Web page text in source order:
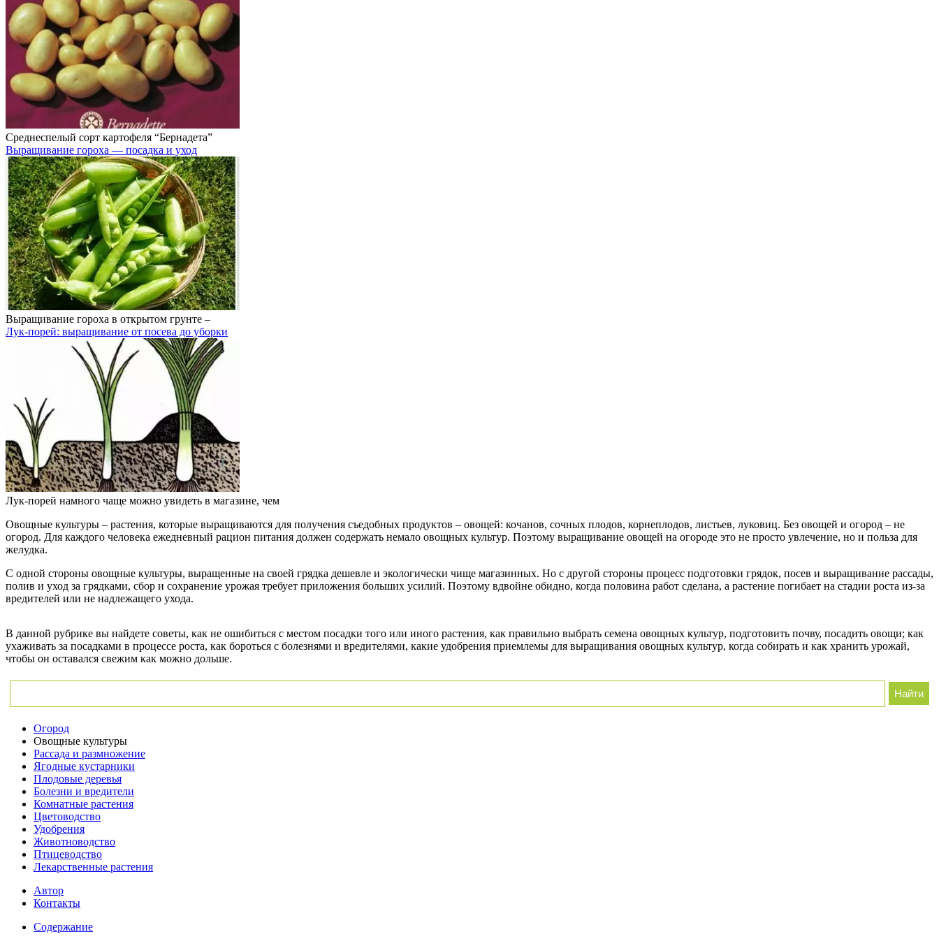
Среднеспелый сорт картофеля “Бернадета”
Выращивание гороха — посадка и уход
Выращивание гороха в открытом грунте –
Лук-порей: выращивание от посева до уборки
Лук-порей намного чаще можно увидеть в магазине, чем
Овощные культуры – растения, которые выращиваются для получения съедобных продуктов – овощей: кочанов, сочных плодов, корнеплодов, листьев, луковиц. Без овощей и огород – не
огород. Для каждого человека ежедневный рацион питания должен содержать немало овощных культур. Поэтому выращивание овощей на огороде это не просто увлечение, но и польза для
желудка.
С одной стороны овощные культуры, выращенные на своей грядка дешевле и экологически чище магазинных. Но с другой стороны процесс подготовки грядок, посев и выращивание рассады,
полив и уход за грядками, сбор и сохранение урожая требует приложения больших усилий. Поэтому вдвойне обидно, когда половина работ сделана, а растение погибает на стадии роста из-за
вредителей или не надлежащего ухода.
В данной рубрике вы найдете советы, как не ошибиться с местом посадки того или иного растения, как правильно выбрать семена овощных культур, подготовить почву, посадить овощи; как
ухаживать за посадками в процессе роста, как бороться с болезнями и вредителями, какие удобрения приемлемы для выращивания овощных культур, когда собирать и как хранить урожай,
чтобы он оставался свежим как можно дольше.
Огород
Овощные культуры
Рассада и размножение
Ягодные кустарники
Плодовые деревья
Болезни и вредители
Комнатные растения
Цветоводство
Удобрения
Животноводство
Птицеводство
Лекарственные растения
Автор
Контакты
Содержание